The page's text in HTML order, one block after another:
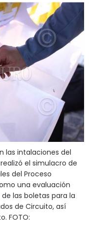
las intalaciones del
el simulacro de
del Proceso
una evaluación
las boletas para la
de Circuito, así
FOTO: